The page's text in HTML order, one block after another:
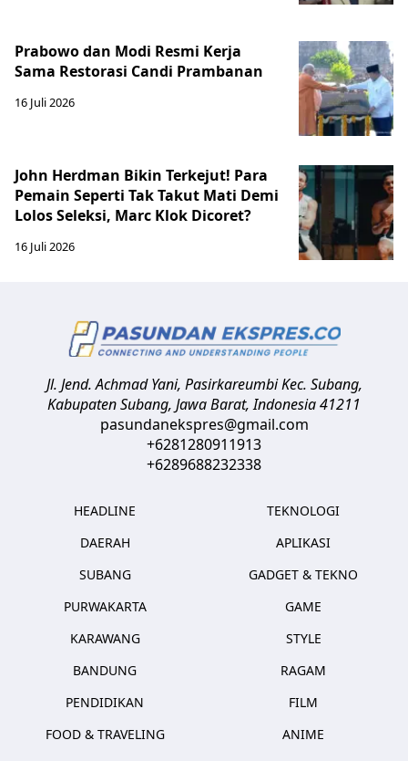
Prabowo dan Modi Resmi Kerja
Sama Restorasi Candi Prambanan
16 Juli 2026
John Herdman Bikin Terkejut! Para
Pemain Seperti Tak Takut Mati Demi
Lolos Seleksi, Marc Klok Dicoret?
16 Juli 2026
Jl. Jend. Achmad Yani, Pasirkareumbi Kec. Subang,
Kabupaten Subang, Jawa Barat,Indonesia41211
pasundanekspres@gmail.com
+6281280911913
+6289688232338
HEADLINE
DAERAH
SUBANG
PURWAKARTA
KARAWANG
BANDUNG
PENDIDIKAN
FOOD & TRAVELING
TEKNOLOGI
APLIKASI
GADGET & TEKNO
GAME
STYLE
RAGAM
FILM
ANIME